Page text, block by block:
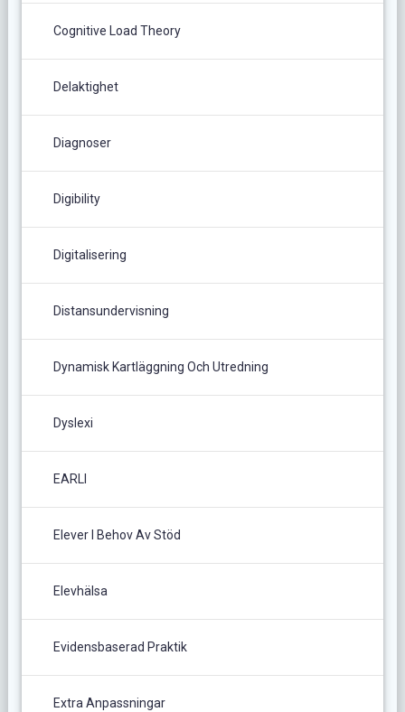
Cognitive Load Theory
Delaktighet
Diagnoser
Digibility
Digitalisering
Distansundervisning
Dynamisk Kartläggning Och Utredning
Dyslexi
EARLI
Elever I Behov Av Stöd
Elevhälsa
Evidensbaserad Praktik
Extra Anpassningar